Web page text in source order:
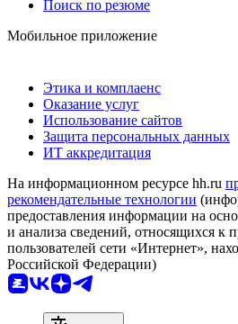
Поиск по резюме
Мобильное приложение
Этика и комплаенс
Оказание услуг
Использование сайтов
Защита персональных данных
ИТ аккредитация
На информационном ресурсе hh.ru
рекомендательные технологии
предоставления информации на
и анализа сведений, относящихся к
пользователей сети «Интернет»,
Российской Федерации)